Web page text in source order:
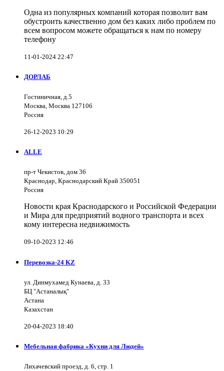
Одна из популярных компаний которая позволит вам
обустроить качественно дом без каких либо проблем по
всем вопросом можете обращаться к нам по номеру
телефону
11-01-2024 22:47
ДОРЛАБ
Гостиничная, д.5
Москва, Москва 127106
Россия
26-12-2023 10:29
ALLE
пр-т Чекистов, дом 36
Краснодар, Краснодарский Край 350051
Россия
Новости края Краснодарского и Российской Федерации
и Мира для предприятий водного транспорта и всех
кому интересна недвижимость
09-10-2023 12:46
Перевозка-24 KZ
ул. Динмухамед Кунаева, д. 33
БЦ "Астаналық"
Астана
Казахстан
20-04-2023 18:40
Мебельная фабрика «Кухни для Людей»
Лихачевский проезд, д. 6, стр. 1